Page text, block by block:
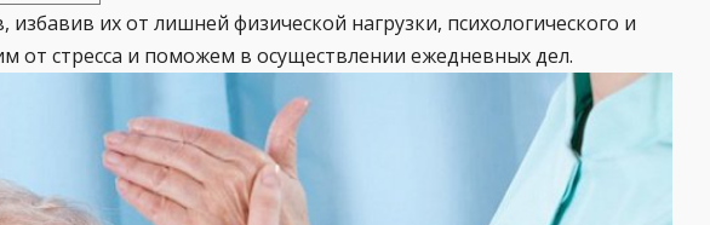
их от лишней физической нагрузки, психологического и
от стресса и поможем в осуществлении ежедневных дел.